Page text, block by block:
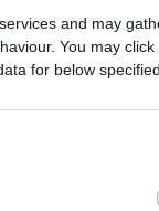
and may
You may
for below
στην
της